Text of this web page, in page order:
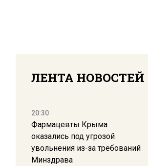
ЛЕНТА НОВОСТЕЙ
20:30
Фармацевты Крыма
оказались под угрозой
увольнения из-за требований
Минздрава